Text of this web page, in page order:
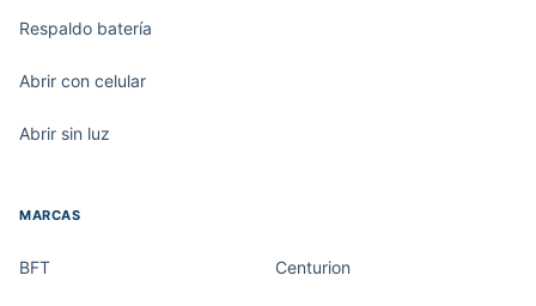
Respaldo batería
Abrir con celular
Abrir sin luz
MARCAS
BFT Centurion